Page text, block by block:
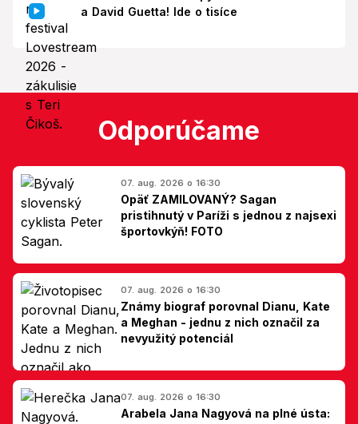
a David Guetta! Ide o tisíce
Odporúčame
07. aug. 2026 o 16:30
Opäť ZAMILOVANÝ? Sagan
pristihnutý v Paríži s jednou z najsexi
športovkýň! FOTO
07. aug. 2026 o 16:30
Známy biograf porovnal Dianu, Kate
a Meghan - jednu z nich označil za
nevyužitý potenciál
07. aug. 2026 o 16:30
Arabela Jana Nagyová na plné ústa: